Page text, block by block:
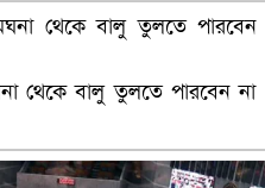
শিরোপা ঘরে তুলল ভারত
থেকে বালু তুলতে পারবেন না